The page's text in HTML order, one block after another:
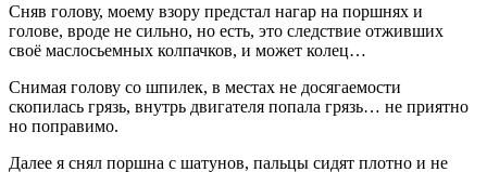
Сняв голову, моему взору предстал нагар на поршнях и
голове, вроде не сильно, но есть, это следствие отживших
своё маслосьемных колпачков, и может колец…
Снимая голову со шпилек, в местах не досягаемости
скопилась грязь, внутрь двигателя попала грязь… не приятно
но поправимо.
Далее я снял поршна с шатунов, пальцы сидят плотно и не